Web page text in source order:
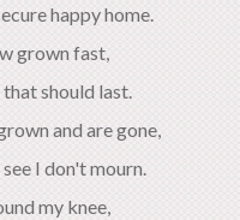
happy home.
grown fast,
should last.
and are gone,
I don't mourn.
my knee,